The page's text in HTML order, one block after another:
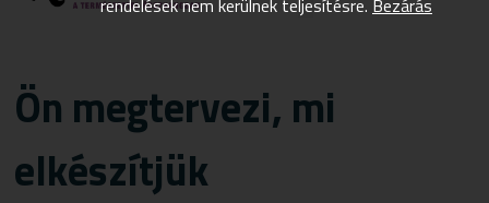
Ön megtervezi, mi
elkészítjük